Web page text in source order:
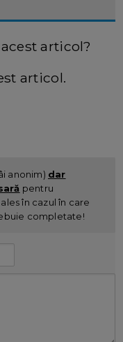
articol?
articol.
anonim) dar
pentru
în cazul în care
completate!